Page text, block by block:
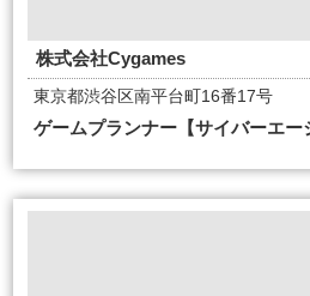
株式会社Cygames
東京都渋谷区南平台町16番17号
ゲームプランナー【サイバーエー